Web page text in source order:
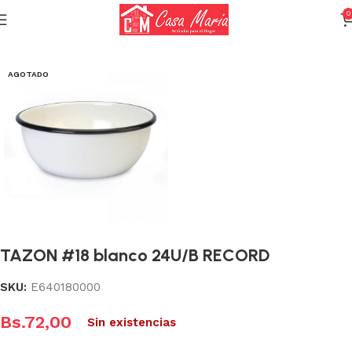
0
Acero Esmaltado Utilidades
AGOTADO
TAZON #18 blanco 24U/B RECORD
SKU: E640180000
Bs.72,00 Sin existencias